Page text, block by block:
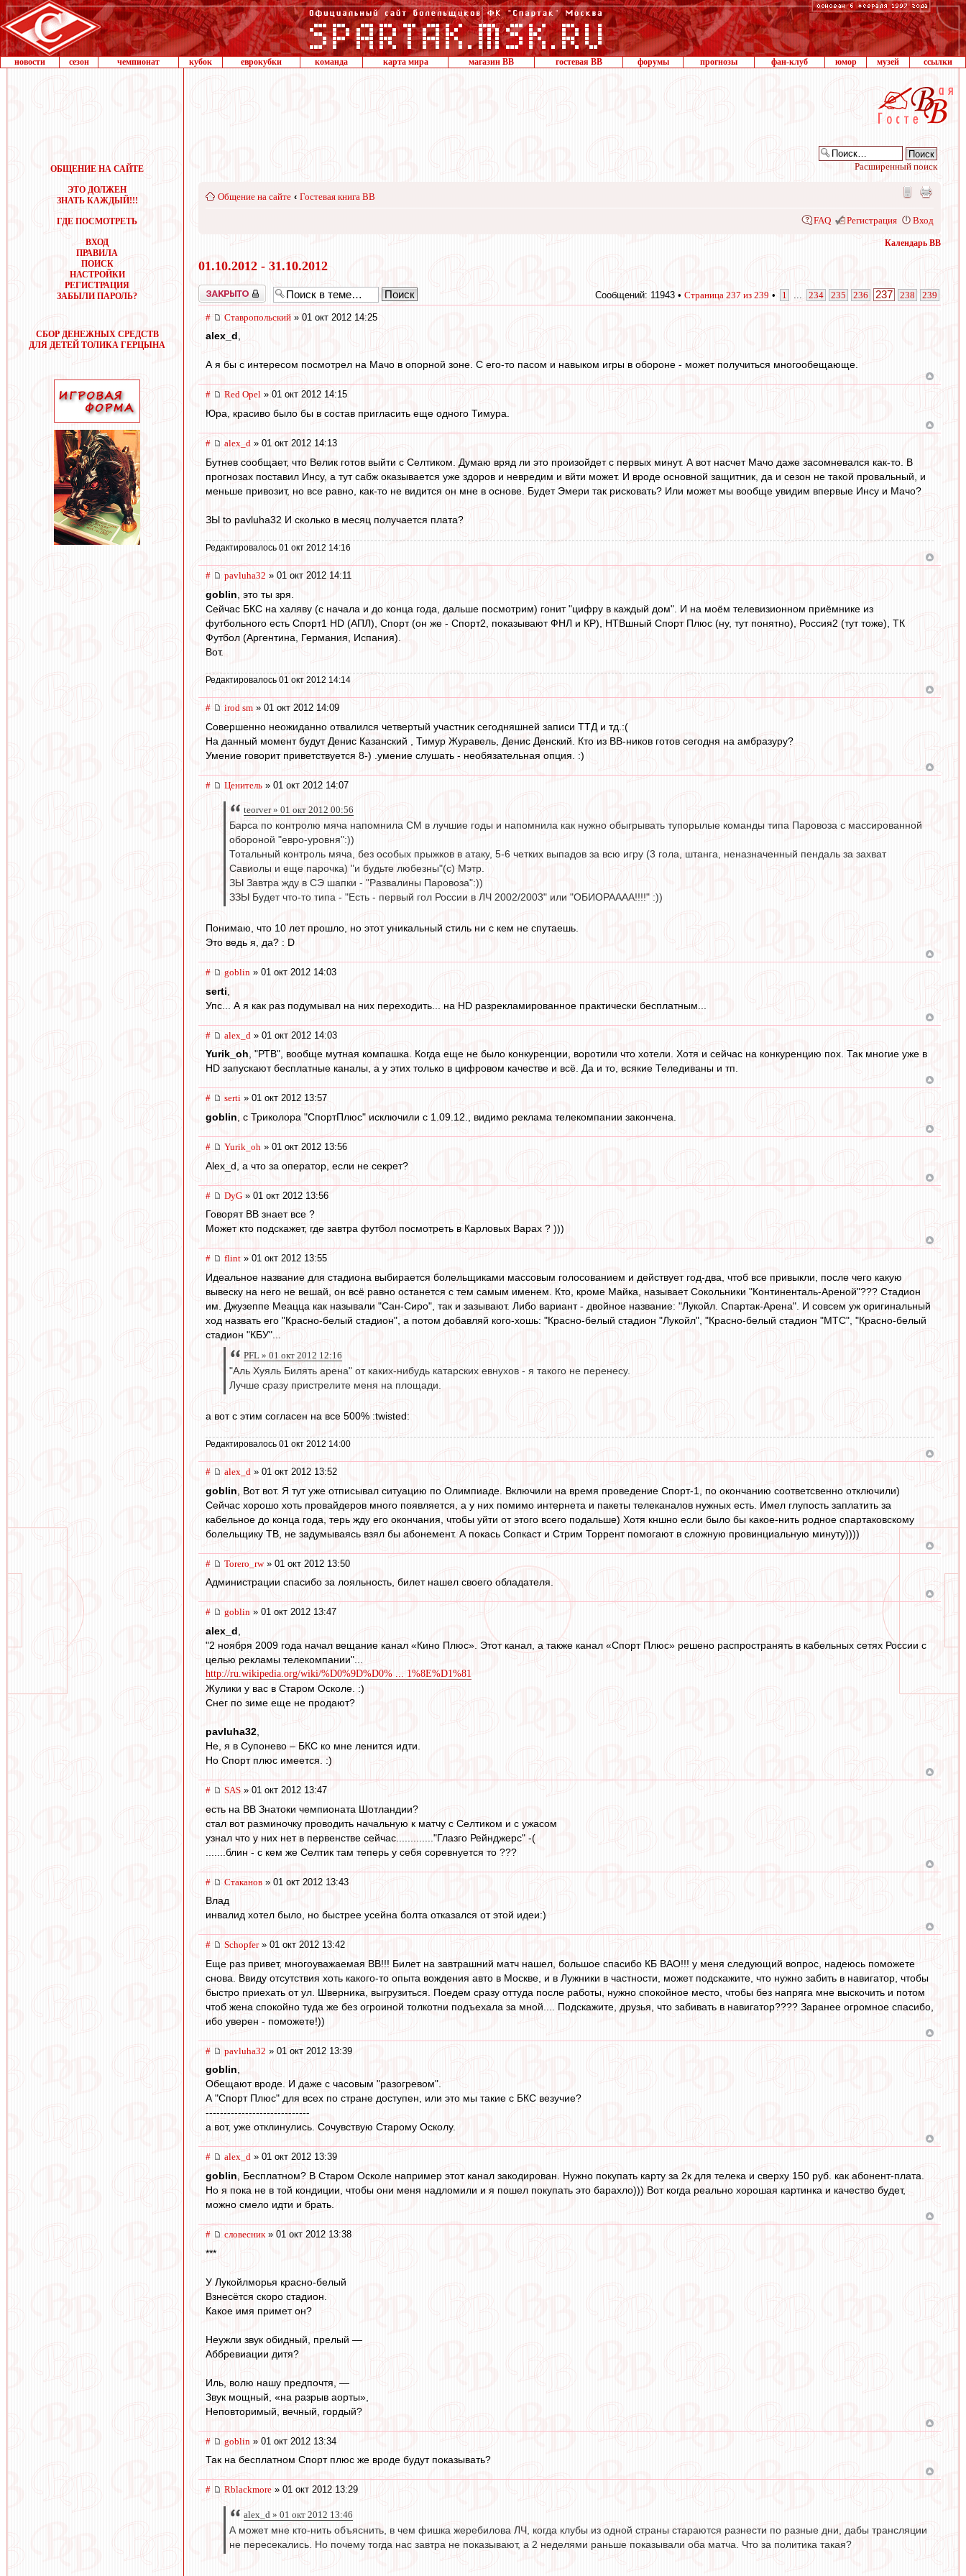
новости сезон чемпионат кубок еврокубки команда карта мира магазин ВВ гостевая ВВ форумы прогнозы фан-клуб юмор музей ссылки
ОБЩЕНИЕ НА САЙТЕ
ЭТО ДОЛЖЕН
ЗНАТЬ КАЖДЫЙ!!!
ГДЕ ПОСМОТРЕТЬ
ВХОД
ПРАВИЛА
ПОИСК
НАСТРОЙКИ
РЕГИСТРАЦИЯ
ЗАБЫЛИ ПАРОЛЬ?
СБОР ДЕНЕЖНЫХ СРЕДСТВ
ДЛЯ ДЕТЕЙ ТОЛИКА ГЕРЦЫНА
Расширенный поиск
Общение на сайте ‹ Гостевая книга ВВ
FAQ Регистрация Вход
Календарь ВВ
01.10.2012 - 31.10.2012
Закрыто Сообщений: 11943 • Страница 237 из 239 • 1 234 235 236 237 238 239
# Ставропольский » 01 окт 2012 14:25
alex_d,
А я бы с интересом посмотрел на Мачо в опорной зоне. С его-то пасом и навыком игры в обороне - может получиться многообещающе.
# Red Opel » 01 окт 2012 14:15
Юра, красиво было бы в состав пригласить еще одного Тимура.
# alex_d » 01 окт 2012 14:13
Бутнев сообщает, что Велик готов выйти с Селтиком. Думаю вряд ли это произойдет с первых минут. А вот насчет Мачо даже засомневался как-то. В
прогнозах поставил Инсу, а тут сабж оказывается уже здоров и невредим и вйти может. И вроде основной защитник, да и сезон не такой провальный, и
меньше привозит, но все равно, как-то не видится он мне в основе. Будет Эмери так рисковать? Или может мы вообще увидим впервые Инсу и Мачо?
ЗЫ to pavluha32 И сколько в месяц получается плата?
Редактировалось 01 окт 2012 14:16
# pavluha32 » 01 окт 2012 14:11
goblin , это ты зря.
Сейчас БКС на халяву (с начала и до конца года, дальше посмотрим) гонит "цифру в каждый дом". И на моём телевизионном приёмнике из
футбольного есть Спорт1 HD (АПЛ), Спорт (он же - Спорт2, показывают ФНЛ и КР), НТВшный Спорт Плюс (ну, тут понятно), Россия2 (тут тоже), ТК
Футбол (Аргентина, Германия, Испания).
Вот.
Редактировалось 01 окт 2012 14:14
# irod sm » 01 окт 2012 14:09
Совершенно неожиданно отвалился четвертый участник сегодняшней записи ТТД и тд.:(
На данный момент будут Денис Казанский , Тимур Журавель, Денис Денский. Кто из ВВ-ников готов сегодня на амбразуру?
Умение говорит приветствуется 8-) .умение слушать - необязательная опция. :)
# Ценитель » 01 окт 2012 14:07
teorver » 01 окт 2012 00:56
Барса по контролю мяча напомнила СМ в лучшие годы и напомнила как нужно обыгрывать тупорылые команды типа Паровоза с массированной
обороной "евро-уровня":))
Тотальный контроль мяча, без особых прыжков в атаку, 5-6 четких выпадов за всю игру (3 гола, штанга, неназначенный пендаль за захват
Савиолы и еще парочка) "и будьте любезны"(с) Мэтр.
ЗЫ Завтра жду в СЭ шапки - "Развалины Паровоза":))
ЗЗЫ Будет что-то типа - "Есть - первый гол России в ЛЧ 2002/2003" или "ОБИОРАААА!!!!" :))
Понимаю, что 10 лет прошло, но этот уникальный стиль ни с кем не спутаешь.
Это ведь я, да? : D
# goblin » 01 окт 2012 14:03
serti
Упс... А я как раз подумывал на них переходить... на HD разрекламированное практически бесплатным...
# alex_d » 01 окт 2012 14:03
Yurik_oh, "РТВ", вообще мутная компашка. Когда еще не было конкуренции, воротили что хотели. Хотя и сейчас на конкуренцию пох. Так многие уже в
HD запускают бесплатные каналы, а у этих только в цифровом качестве и всё. Да и то, всякие Теледиваны и тп.
# serti » 01 окт 2012 13:57
goblin , с Триколора "СпортПлюс" исключили с 1.09.12., видимо реклама телекомпании закончена.
# Yurik_oh » 01 окт 2012 13:56
Alex_d, а что за оператор, если не секрет?
# DyG » 01 окт 2012 13:56
Говорят ВВ знает все ?
Может кто подскажет, где завтра футбол посмотреть в Карловых Варах ? )))
# flint » 01 окт 2012 13:55
Идеальное название для стадиона выбирается болельщиками массовым голосованием и действует год-два, чтоб все привыкли, после чего какую
вывеску на него не вешай, он всё равно останется с тем самым именем. Кто, кроме Майка, называет Сокольники "Континенталь-Ареной"??? Стадион
им. Джузеппе Меацца как называли "Сан-Сиро", так и зазывают. Либо вариант - двойное название: "Лукойл. Спартак-Арена". И совсем уж оригинальный
ход назвать его "Красно-белый стадион", а потом добавляй кого-хошь: "Красно-белый стадион "Лукойл", "Красно-белый стадион "МТС", "Красно-белый
стадион "КБУ"...
PFL » 01 окт 2012 12:16
"Аль Хуяль Билять арена" от каких-нибудь катарских евнухов - я такого не перенесу.
Лучше сразу пристрелите меня на площади.
а вот с этим согласен на все 500% :twisted:
Редактировалось 01 окт 2012 14:00
# alex_d » 01 окт 2012 13:52
goblin , Вот вот. Я тут уже отписывал ситуацию по Олимпиаде. Включили на время проведение Спорт-1, по окончанию соответсвенно отключили)
Сейчас хорошо хоть провайдеров много появляется, а у них помимо интернета и пакеты телеканалов нужных есть. Имел глупость заплатить за
кабельное до конца года, терь жду его окончания, чтобы уйти от этого всего подальше) Хотя кншно если было бы какое-нить родное спартаковскому
болельщику ТВ, не задумываясь взял бы абонемент. А покась Сопкаст и Стрим Торрент помогают в сложную провинциальную минуту))))
# Torero_rw» 01 окт 2012 13:50
Администрации спасибо за лояльность, билет нашел своего обладателя.
# goblin » 01 окт 2012 13:47
alex_d
"2 ноября 2009 года начал вещание канал «Кино Плюс». Этот канал, а также канал «Спорт Плюс» решено распространять в кабельных сетях России с
целью рекламы телекомпании"...
http://ru.wikipedia.org/wiki/%D0%9D%D0% ... 1%8E%D1%81
Жулики у вас в Старом Осколе. :)
Снег по зиме еще не продают?
pavluha32
Не, я в Супонево – БКС ко мне ленится идти.
Но Спорт плюс имеется. :)
# SAS » 01 окт 2012 13:47
есть на ВВ Знатоки чемпионата Шотландии?
стал вот разминочку проводить начальную к матчу с Селтиком и с ужасом
узнал что у них нет в первенстве сейчас............."Глазго Рейнджерс" -(
.......блин - с кем же Селтик там теперь у себя соревнуется то ???
# Cтаканов » 01 окт 2012 13:43
Влад
инвалид хотел было, но быстрее усейна болта отказался от этой идеи:)
# Schopfer» 01 окт 2012 13:42
Еще раз привет, многоуважаемая ВВ!!! Билет на завтрашний матч нашел, большое спасибо КБ ВАО!!! у меня следующий вопрос, надеюсь поможете
снова. Ввиду отсутствия хоть какого-то опыта вождения авто в Москве, и в Лужники в частности, может подскажите, что нужно забить в навигатор, чтобы
быстро приехать от ул. Шверника, выгрузиться. Поедем сразу оттуда после работы, нужно спокойное место, чтобы без напряга мне выскочить и потом
чтоб жена спокойно туда же без огроиной толкотни подъехала за мной.... Подскажите, друзья, что забивать в навигатор???? Заранее огромное спасибо,
ибо уверен - поможете!))
# pavluha32 » 01 окт 2012 13:39
goblin,
Обещают вроде. И даже с часовым "разогревом".
А "Спорт Плюс" для всех по стране доступен, или это мы такие с БКС везучие?
-----------------------------
а вот, уже отклинулись. Сочувствую Старому Осколу.
# alex_d » 01 окт 2012 13:39
goblin , Бесплатном? В Старом Осколе например этот канал закодирован. Нужно покупать карту за 2к для телека и сверху 150 руб. как абонент-плата.
Но я пока не в той кондиции, чтобы они меня надломили и я пошел покупать это барахло))) Вот когда реально хорошая картинка и качество будет,
можно смело идти и брать.
# словесник» 01 окт 2012 13:38
***
У Лукойлморья красно-белый
Взнесётся скоро стадион.
Какое имя примет он?
Неужли звук обидный, прелый —
Аббревиации дитя?
Иль, волю нашу предпочтя, —
Звук мощный, «на разрыв аорты»,
Неповторимый, вечный, гордый?
# goblin » 01 окт 2012 13:34
Так на бесплатном Спорт плюс же вроде будут показывать?
# Rblackmore » 01 окт 2012 13:29
alex_d » 01 окт 2012 13:46
А может мне кто-нить объяснить, в чем фишка жеребилова ЛЧ, когда клубы из одной страны стараются разнести по разные дни, дабы трансляции
не пересекались. Но почему тогда нас завтра не показывают, а 2 неделями раньше показывали оба матча. Что за политика такая?